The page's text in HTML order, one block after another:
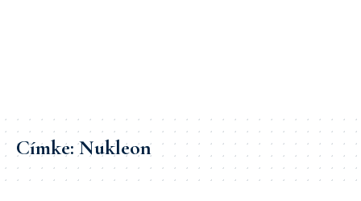
Címke:Nukleon